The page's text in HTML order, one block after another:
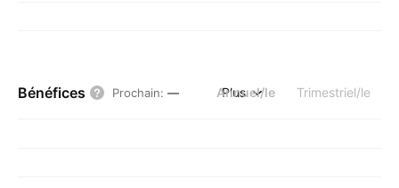
Bénéfices Prochain: — Annuel/le Trimestriel/le
Plus